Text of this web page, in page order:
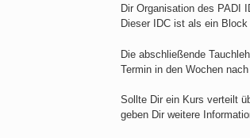
Dir Organisation des PADI
Dieser IDC ist als ein
Die abschließende
Termin in den Wochen
Sollte Dir ein Kurs verteilt
geben Dir weitere